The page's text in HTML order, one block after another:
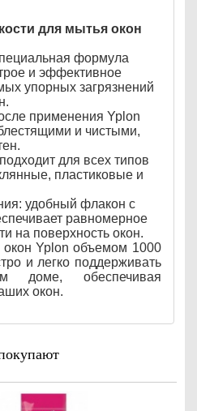
для мытья окон
формула
и эффективное
упорных загрязнений
применения Yplon
и чистыми,
для всех типов
пластиковые и
удобный флакон с
равномерное
на поверхность окон.
Yplon объемом 1000
и легко поддерживать
доме, обеспечивая
окон.